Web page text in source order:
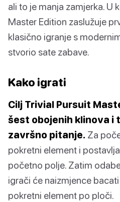
ali to je manja zamjerka. U
Master Edition zaslužuje
klasično igranje s
stvorio sate zabave.
Kako igrati
Cilj Trivial Pursuit
šest obojenih klinova i
završno pitanje. Za
pokretni element i
početno polje. Zatim
igrači će naizmjence
pokretni element po ploči.